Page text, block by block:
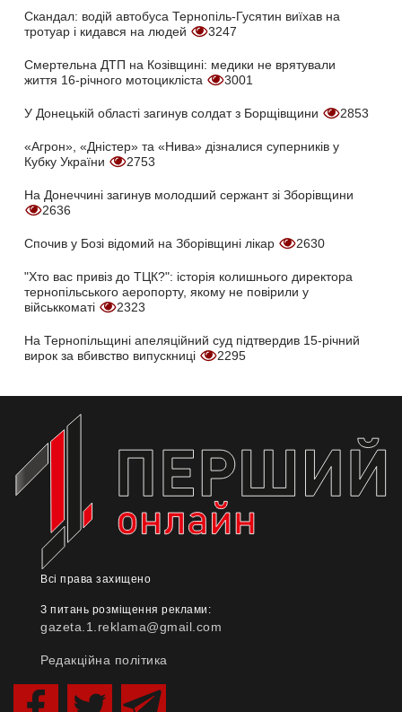
Скандал: водій автобуса Тернопіль-Гусятин виїхав на
тротуар і кидався на людей
3247
Смертельна ДТП на Козівщині: медики не врятували
життя 16-річного мотоцикліста
3001
У Донецькій області загинув солдат з Борщівщини 2853
«Агрон», «Дністер» та «Нива» дізналися суперників у
Кубку України
2753
На Донеччині загинув молодший сержант зі Зборівщини
2636
Спочив у Бозі відомий на Зборівщині лікар 2630
"Хто вас привіз до ТЦК?": історія колишнього директора
тернопільського аеропорту, якому не повірили у
військкоматі
2323
На Тернопільщині апеляційний суд підтвердив 15-річний
вирок за вбивство випускниці
2295
Всі права захищено
З питань розміщення реклами:
gazeta.1.reklama@gmail.com
Редакційна політика